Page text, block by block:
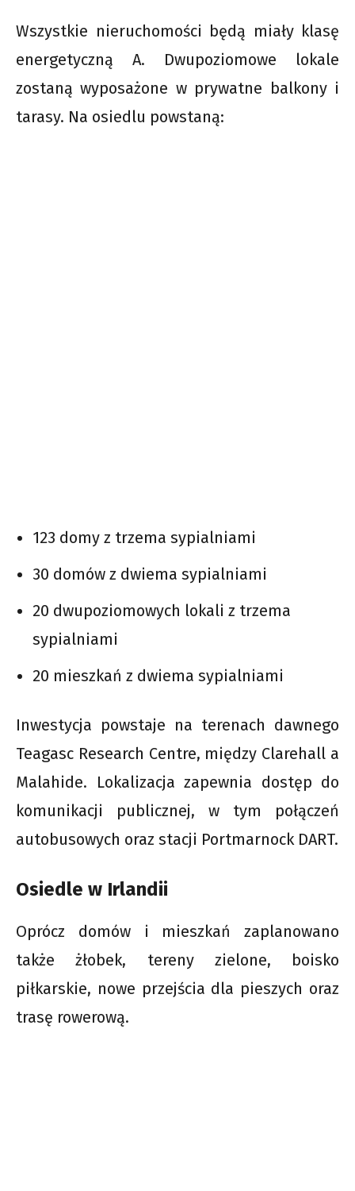
Wszystkie nieruchomości będą miały klasę
energetyczną A. Dwupoziomowe lokale
zostaną wyposażone w prywatne balkony i
tarasy. Na osiedlu powstaną:
123 domy z trzema sypialniami
30 domów z dwiema sypialniami
20 dwupoziomowych lokali z trzema
sypialniami
20 mieszkań z dwiema sypialniami
Inwestycja powstaje na terenach dawnego
Teagasc Research Centre, między Clarehall a
Malahide. Lokalizacja zapewnia dostęp do
komunikacji publicznej, w tym połączeń
autobusowych oraz stacji Portmarnock DART.
Osiedle w Irlandii
Oprócz domów i mieszkań zaplanowano
także żłobek, tereny zielone, boisko
piłkarskie, nowe przejścia dla pieszych oraz
trasę rowerową.